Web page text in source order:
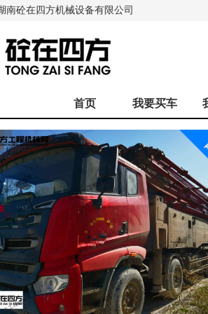
南砼在四方机械设备有限公司
首页 我要买车